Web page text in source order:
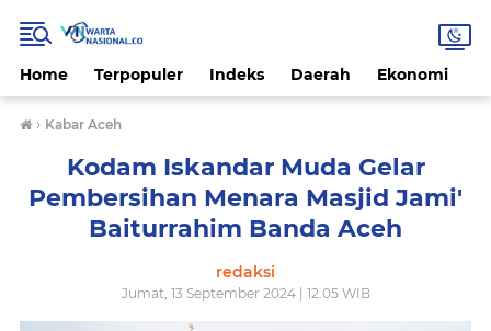
Home Terpopuler Indeks Daerah Ekonomi
› Kabar Aceh
Kodam Iskandar Muda Gelar
Pembersihan Menara Masjid Jami'
Baiturrahim Banda Aceh
redaksi
Jumat, 13 September 2024 | 12.05 WIB